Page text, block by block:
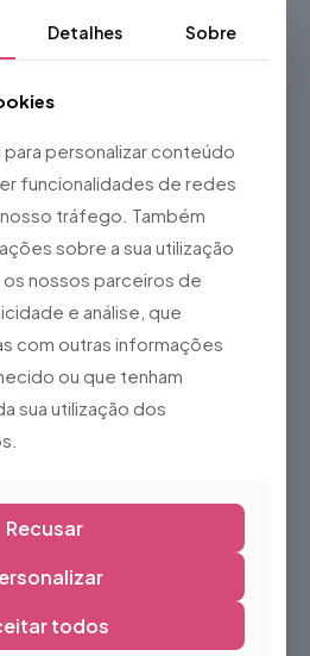
e confortável
a sua segurança ou
se verificar o ajuste e o estado
Detalhes Sobre
personalizar conteúdo
funcionalidades de redes
tráfego. Também
sobre a sua utilização
nossos parceiros de
e análise, que
com outras informações
ou que tenham
sua utilização dos
Recusar
todos